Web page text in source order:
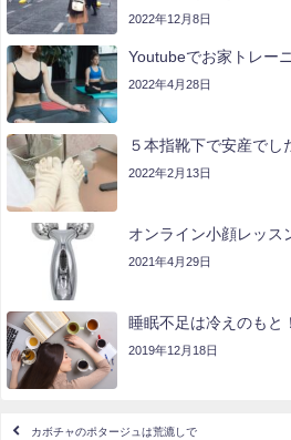
2022年12月8日
Youtubeでお家トレー
2022年4月28日
５本指靴下で安産でし
2022年2月13日
オンライン小顔レッス
2021年4月29日
睡眠不足は冷えのもと
2019年12月18日
カボチャのポタージュは荒漉しで